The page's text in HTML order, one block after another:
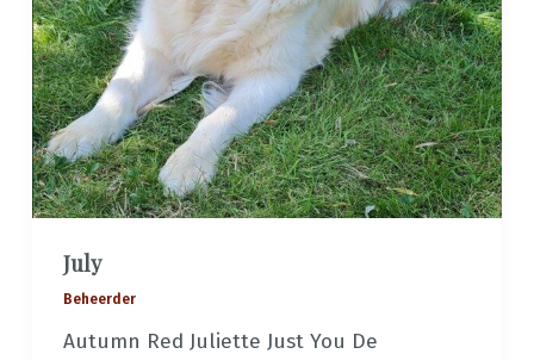
July
Beheerder
Autumn Red Juliette Just You De